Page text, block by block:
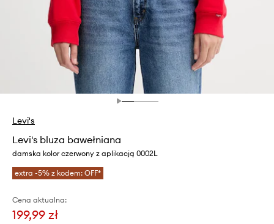
Levi's
Levi's bluza bawełniana
damska kolor czerwony z aplikacją 0002L
extra -5% z kodem: OFF*
Cena aktualna:
199,99 zł